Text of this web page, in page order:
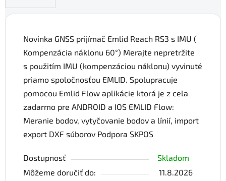
Novinka GNSS prijímač Emlid Reach RS3 s IMU (
Kompenzácia náklonu 60°) Merajte nepretržite
s použitím IMU (kompenzáciou náklonu) vyvinuté
priamo spoločnosťou EMLID. Spolupracuje
pomocou Emlid Flow aplikácie ktorá je z cela
zadarmo pre ANDROID a IOS EMLID Flow:
Meranie bodov, vytyčovanie bodov a línií, import
export DXF súborov Podpora SKPOS
Dostupnosť
Skladom
Môžeme doručiť do:
11.8.2026